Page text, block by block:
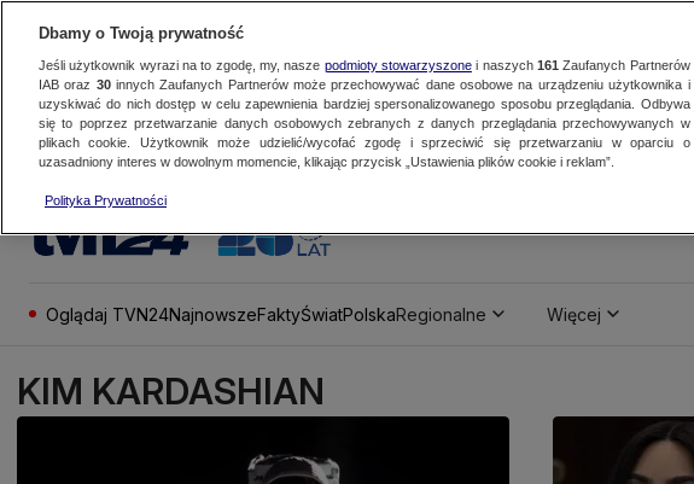
Oglądaj TVN24NajnowszeFaktyŚwiatPolskaRegionalne Więcej
KIM KARDASHIAN
Dbamy o Twoją prywatność
Jeśli użytkownik wyrazi na to zgodę, my, nasze podmioty stowarzyszonei naszych 161 Zaufanych Partnerów
IAB oraz 30innych Zaufanych Partnerów może przechowywać dane osobowe na urządzeniu użytkownika i
uzyskiwać do nich dostęp w celu zapewnienia bardziej spersonalizowanego sposobu przeglądania. Odbywa
się to poprzez przetwarzanie danych osobowych zebranych z danych przeglądania przechowywanych w
plikach cookie. Użytkownik może udzielić/wycofać zgodę i sprzeciwić się przetwarzaniu w oparciu o
uzasadniony interes w dowolnym momencie, klikając przycisk „Ustawienia plików cookie i reklam”.
Polityka Prywatności